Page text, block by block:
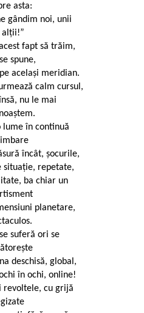
asta:
gândim noi, unii
alții!”
fapt să trăim,
spune,
același meridian.
calm cursul,
nu le mai
lume în continuă
încât, șocurile,
situație, repetate,
ba chiar un
planetare,
suferă ori se
deschisă, global,
în ochi, online!
revoltele, cu grijă